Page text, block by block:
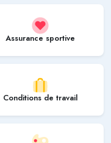
Assurance sportive
Conditions de travail